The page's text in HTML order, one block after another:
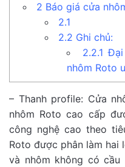
2 Báo giá cửa
2.1
2.2 Ghi chủ:
2.2.1 Đại
nhôm Roto
– Thanh profile: Cửa
nhôm Roto cao cấp
công nghệ cao theo
Roto được phân làm hai
và nhôm không có cầu